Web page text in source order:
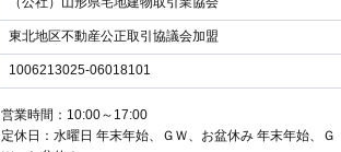
東北地区不動産公正取引協議会加盟
1006213025-06018101
営業時間：10:00～17:00
定休日：水曜日 年末年始、ＧＷ、お盆休み 年末年始、Ｇ